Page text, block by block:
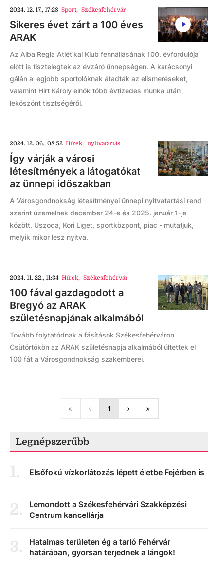
2024. 12. 17., 17:28 Sport, Székesfehérvár
Sikeres évet zárt a 100 éves
ARAK
Az Alba Regia Atlétikai Klub fennállásának 100. évfordulója
előtt is tisztelegtek az évzáró ünnepségen. A karácsonyi
gálán a legjobb sportolóknak átadták az elismeréseket,
valamint Hirt Károly elnök több évtizedes munka után
leköszönt tisztségéről.
2024. 12. 06., 08:52 Hírek, nyitvatartás
Így várják a városi
létesítmények a látogatókat
az ünnepi időszakban
A Városgondnokság létesítményei ünnepi nyitvatartási rend
szerint üzemelnek december 24-e és 2025. január 1-je
között. Uszoda, Kori Liget, sportközpont, piac - mutatjuk,
melyik mikor lesz nyitva.
2024. 11. 22., 11:34 Hírek, Székesfehérvár
100 fával gazdagodott a
Bregyó az ARAK
születésnapjának alkalmából
Tovább folytatódnak a fásítások Székesfehérváron.
Csütörtökön az ARAK születésnapja alkalmából ültettek el
100 fát a Városgondnokság szakemberei.
« ‹Previous
1 ›Next»Last
Legnépszerűbb
1. Elsőfokú vízkorlátozás lépett életbe Fejérben is
2.
Lemondott a Székesfehérvári Szakképzési
Centrum kancellárja
3.
Hatalmas területen ég a tarló Fehérvár
határában, gyorsan terjednek a lángok!